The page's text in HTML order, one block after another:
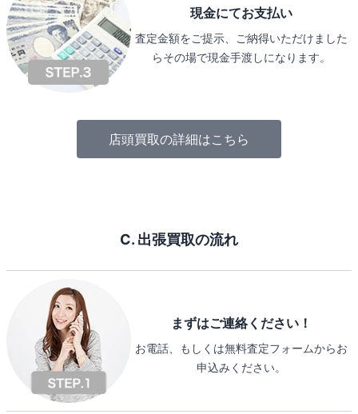
現金にてお支払い
査定金額をご提示、ご納得いただけました
らその場で現金手渡しになります。
店頭買取の詳細はこちら
C. 出張買取の流れ
まずはご連絡ください！
お電話、もしくは無料査定フォームからお
申込みください。